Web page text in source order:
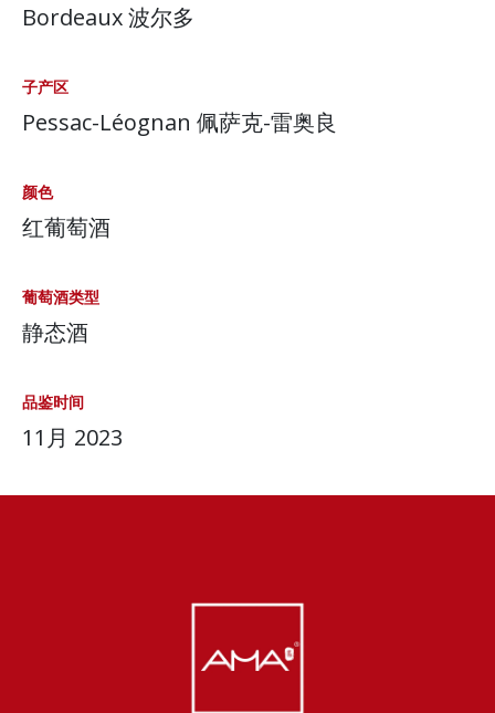
Bordeaux 波尔多
子产区
Pessac-Léognan 佩萨克-雷奥良
颜色
红葡萄酒
葡萄酒类型
静态酒
品鉴时间
11月 2023